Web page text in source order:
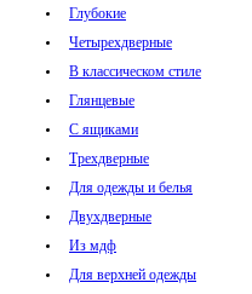
Глубокие
Четырехдверные
В классическом стиле
Глянцевые
С ящиками
Трехдверные
Для одежды и белья
Двухдверные
Из мдф
Для верхней одежды